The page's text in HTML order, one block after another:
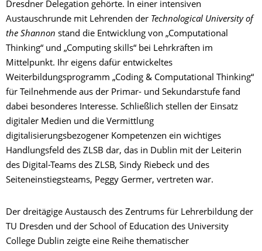
Dresdner Delegation gehörte. In einer intensiven
Austauschrunde mit Lehrenden der Technological University of
the Shannon stand die Entwicklung von „Computational
Thinking“ und „Computing skills“ bei Lehrkräften im
Mittelpunkt. Ihr eigens dafür entwickeltes
Weiterbildungsprogramm „Coding & Computational Thinking“
für Teilnehmende aus der Primar- und Sekundarstufe fand
dabei besonderes Interesse. Schließlich stellen der Einsatz
digitaler Medien und die Vermittlung
digitalisierungsbezogener Kompetenzen ein wichtiges
Handlungsfeld des ZLSB dar, das in Dublin mit der Leiterin
des Digital-Teams des ZLSB, Sindy Riebeck und des
Seiteneinstiegsteams, Peggy Germer, vertreten war.
Der dreitägige Austausch des Zentrums für Lehrerbildung der
TU Dresden und der School of Education des University
College Dublin zeigte eine Reihe thematischer